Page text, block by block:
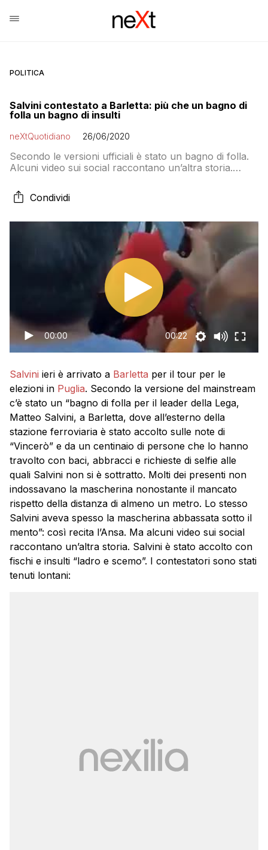
POLITICA
Salvini contestato a Barletta: più che un bagno di
folla un bagno di insulti
neXtQuotidiano 26/06/2020
Secondo le versioni ufficiali è stato un bagno di folla.
Alcuni video sui social raccontano un’altra storia.
scemo”
Condividi
00:00 00:22
Salvini ieri è arrivato a Barletta per il tour per le
elezioni in Puglia. Secondo la versione del mainstream
c’è stato un “bagno di folla per il leader della Lega,
Matteo Salvini, a Barletta, dove all’esterno della
stazione ferroviaria è stato accolto sulle note di
“Vincerò” e da un centinaio di persone che lo hanno
travolto con baci, abbracci e richieste di selfie alle
quali Salvini non si è sottratto. Molti dei presenti non
indossavano la mascherina nonostante il mancato
rispetto della distanza di almeno un metro. Lo stesso
Salvini aveva spesso la mascherina abbassata sotto il
mento”: così recita l’Ansa. Ma alcuni video sui social
raccontano un’altra storia. Salvini è stato accolto con
fischi e insulti “ladro e scemo”. I contestatori sono stati
tenuti lontani: